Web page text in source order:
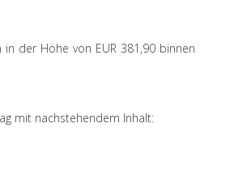
der Höhe von EUR 381,90 binnen
mit nachstehendem Inhalt: